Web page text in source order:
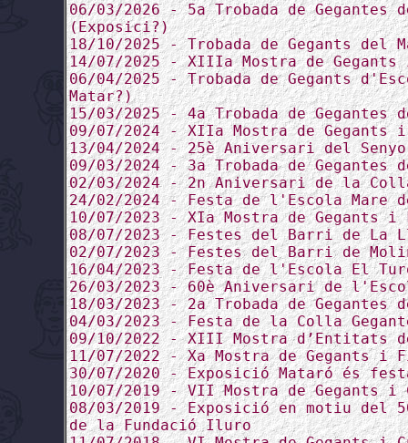
06/03/2026 - 5a Trobada de
(Exposici?)
18/10/2025 - Trobada de Gegants del
14/07/2025 - XIIIa Mostra de
06/04/2025 - Trobada de Gegants
Matar?)
15/03/2025 - 4a Trobada de Gegantes
09/07/2024 - XIIa Mostra de Gegants
13/04/2024 - 25è Aniversari del
09/03/2024 - 3a Trobada de Gegantes
02/03/2024 - 2n Aniversari de la
24/02/2024 - Festa de l'Escola Mare
10/07/2023 - XIa Mostra de Gegants i
08/07/2023 - Festes del Barri de La
02/07/2023 - Festes del Barri de
16/04/2023 - Festa de l'Escola El
26/03/2023 - 60è Aniversari de
18/03/2023 - 2a Trobada de Gegantes
04/03/2023 - Festa de la Colla
09/10/2022 - XIII Mostra d’Entitats
11/07/2022 - Xa Mostra de Gegants i
30/07/2020 - Exposició Mataró és
10/07/2019 - VII Mostra de Gegants
08/03/2019 - Exposició en motiu del
de la Fundació Iluro